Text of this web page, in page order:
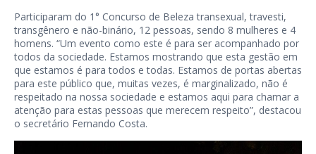
Participaram do 1° Concurso de Beleza transexual, travesti,
transgênero e não-binário, 12 pessoas, sendo 8 mulheres e 4
homens. “Um evento como este é para ser acompanhado por
todos da sociedade. Estamos mostrando que esta gestão em
que estamos é para todos e todas. Estamos de portas abertas
para este público que, muitas vezes, é marginalizado, não é
respeitado na nossa sociedade e estamos aqui para chamar a
atenção para estas pessoas que merecem respeito”, destacou
o secretário Fernando Costa.